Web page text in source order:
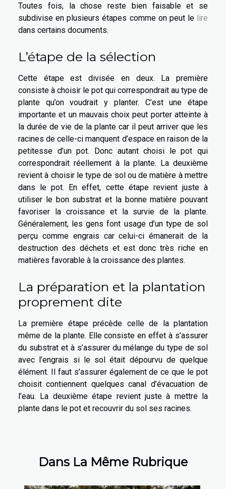
Toutes fois, la chose reste bien faisable et se
subdivise en plusieurs étapes comme on peut le lire
dans certains documents.
L’étape de la sélection
Cette étape est divisée en deux. La première
consiste à choisir le pot qui correspondrait au type de
plante qu’on voudrait y planter. C’est une étape
importante et un mauvais choix peut porter atteinte à
la durée de vie de la plante car il peut arriver que les
racines de celle-ci manquent d’espace en raison de la
petitesse d’un pot. Donc autant choisi le pot qui
correspondrait réellement à la plante. La deuxième
revient à choisir le type de sol ou de matière à mettre
dans le pot. En effet, cette étape revient juste à
utiliser le bon substrat et la bonne matière pouvant
favoriser la croissance et la survie de la plante.
Généralement, les gens font usage d’un type de sol
perçu comme engrais car celui-ci émanerait de la
destruction des déchets et est donc très riche en
matières favorable à la croissance des plantes.
La préparation et la plantation
proprement dite
La première étape précède celle de la plantation
même de la plante. Elle consiste en effet à s’assurer
du substrat et à s’assurer du mélange du type de sol
avec l’engrais si le sol était dépourvu de quelque
élément. Il faut s’assurer également de ce que le pot
choisit contiennent quelques canal d’évacuation de
l’eau. La deuxième étape revient juste à mettre la
plante dans le pot et recouvrir du sol ses racines.
Dans La Même Rubrique